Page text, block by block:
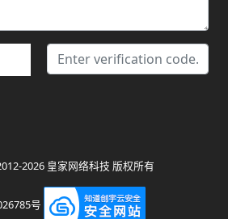
2026 皇家网络科技 版权所有
号